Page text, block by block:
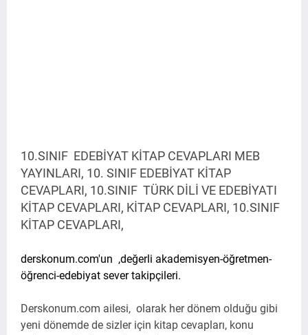
10.SINIF EDEBİYAT KİTAP CEVAPLARI MEB
YAYINLARI, 10. SINIF EDEBİYAT KİTAP
CEVAPLARI, 10.SINIF TÜRK DİLİ VE EDEBİYATI
KİTAP CEVAPLARI, KİTAP CEVAPLARI, 10.SINIF
KİTAP CEVAPLARI,
derskonum.com'un ,değerli akademisyen-öğretmen-
öğrenci-edebiyat sever takipçileri.
Derskonum.com ailesi, olarak her dönem olduğu gibi
yeni dönemde de sizler için kitap cevapları, konu